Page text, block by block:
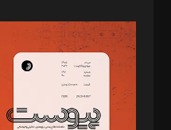
مدیر مسئول: محمدباقر اثنی‌عشری
سردبیر: مهرک محمودی
دبیر تحریریه: میثم قاسمی
د‌بیر ناداستان: سمانه سمیع
د‌بیر خدمت و تجارت: ابوالفضل رجبی